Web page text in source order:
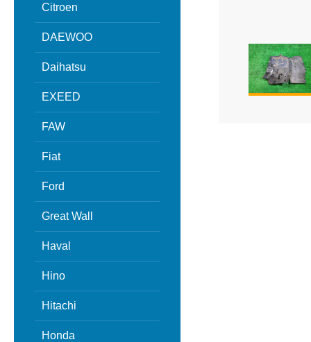
Citroen
DAEWOO
Daihatsu
EXEED
FAW
Fiat
Ford
Great Wall
Haval
Hino
Hitachi
Honda